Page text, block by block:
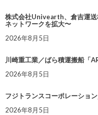
株式会社Univearth、倉吉運送
ネットワークを拡大〜
2026年8月5日
川崎重工業／ばら積運搬船「
2026年8月5日
フジトランスコーポレーショ
2026年8月5日